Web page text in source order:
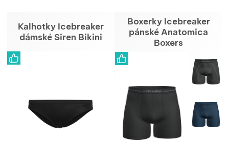
Kalhotky Icebreaker
dámské Siren Bikini
Boxerky Icebreaker
pánské Anatomica
Boxers
Zobrazit více
Zobrazit více
Zobrazit více
Zobrazit více